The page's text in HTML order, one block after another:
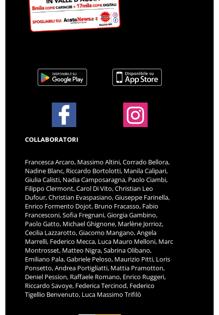
COLLABORATORI
Francesca Arcaro, Massimo Altini, Corrado Bellora,
Nadine Blanc, Riccardo Bortolotti, Manila Calipari,
Giulia Calisti, Nadia Camposaragna, Paolo Ciambi,
Filippo Clermont, Carol Di Vito, Christian Leo
Dufour, Christian Evaspasiano, Giuseppe Farinella,
Enrico Formento Dojot, Bruno Fracasso, Fabio
Francesconi, Sofia Fregnani, Giorgia Gambino,
Paolo Gatto, Michael Ghignone, Marlène Jorrioz,
Cecilia Lazzarotto, Giacomo Mangano, Angela
Marrelli, Federico Mecca, Luca Mauro Melloni, Marc
Montrosset, Matteo Nigra, Sabrina Olibano,
Emiliano Pala, Gabriele Peloso, Maurizio Pitti, Loris
Ponsetto, Andrea Portigliatti, Mattia Pramotton,
Deniel Pession, Raffaele Romano, Enrico Ruggeri,
Riccardo Savoye, Federica Tercinod, Federico
Tigellio Benvenuto, Luca Massimo Trifilò